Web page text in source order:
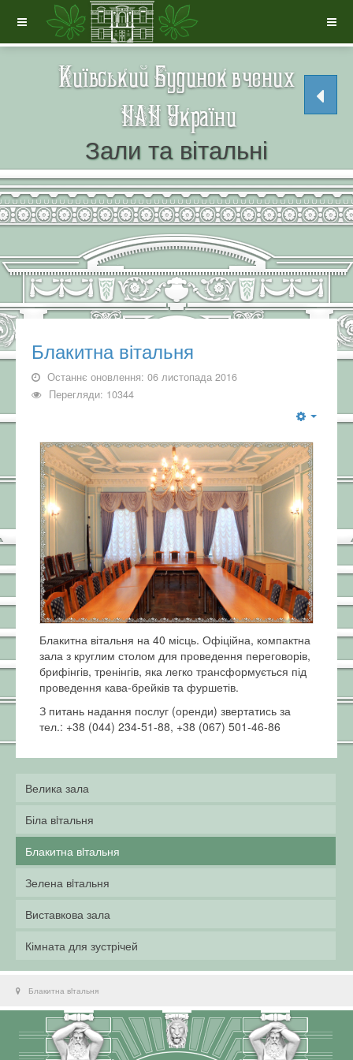
Зали та вітальні
Блакитна вiтальня
Останнє оновлення: 06 листопада 2016
Перегляди: 10344
Блакитна вітальня на 40 місць. Офіційна, компактна
зала з круглим столом для проведення переговорів,
брифінгів, тренінгів, яка легко трансформується під
проведення кава-брейків та фуршетів.
З питань надання послуг (оренди) звертатись за
тел.: +38 (044) 234-51-88, +38 (067) 501-46-86
Велика зала
Біла вiтальня
Блакитна вiтальня
Зелена вiтальня
Виставкова зала
Кімната для зустрічей
Блакитна вiтальня